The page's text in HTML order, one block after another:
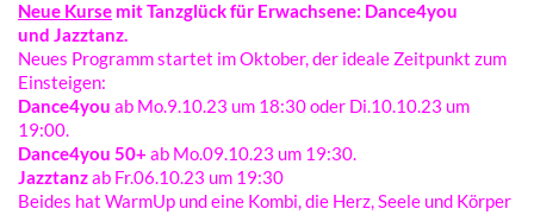
Neue Kurse mit Tanz­glück für Erwach­se­ne: Dance4you
und Jazztanz.
Neues Programm star­tet im Okto­ber, der idea­le Zeit­punkt zum
Einsteigen:
Dance4you ab Mo.9.10.23 um 18:30 oder Di.10.10.23 um
19:00.
Dance4you 50+ ab Mo.09.10.23 um 19:30.
Jazz­tanzab Fr.06.10.23 um 19:30
Beides hat WarmUp und eine Kombi, die Herz, Seele und Körper